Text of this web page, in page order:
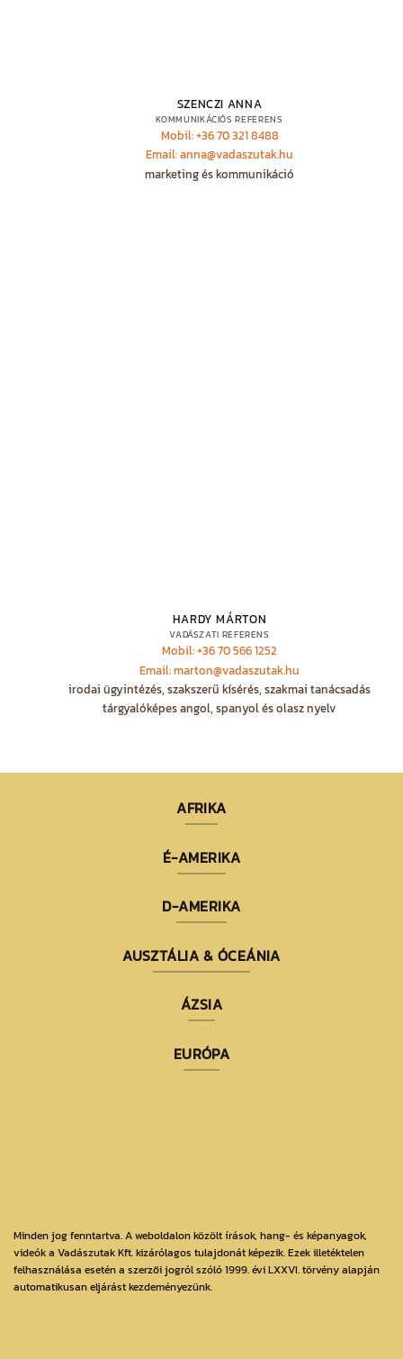
SZENCZI ANNA
KOMMUNIKÁCIÓS REFERENS
Mobil: +36 70 321 8488
Email: anna@vadaszutak.hu
marketing és kommunikáció
HARDY MÁRTON
VADÁSZATI REFERENS
Mobil: +36 70 566 1252
Email: marton@vadaszutak.hu
irodai ügyintézés, szakszerű kísérés, szakmai tanácsadás
tárgyalóképes angol, spanyol és olasz nyelv
AFRIKA
É-AMERIKA
D-AMERIKA
AUSZTÁLIA & ÓCEÁNIA
ÁZSIA
EURÓPA
Minden jog fenntartva. A weboldalon közölt írások, hang- és képanyagok,
videók a Vadászutak Kft. kizárólagos tulajdonát képezik. Ezek illetéktelen
felhasználása esetén a szerzői jogról szóló 1999. évi LXXVI. törvény alapján
automatikusan eljárást kezdeményezünk.